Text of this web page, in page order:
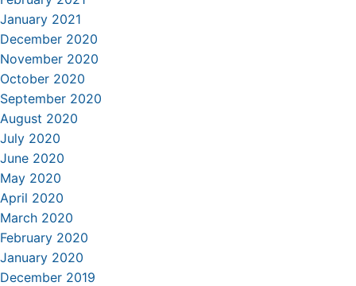
January 2021
December 2020
November 2020
October 2020
September 2020
August 2020
July 2020
June 2020
May 2020
April 2020
March 2020
February 2020
January 2020
December 2019